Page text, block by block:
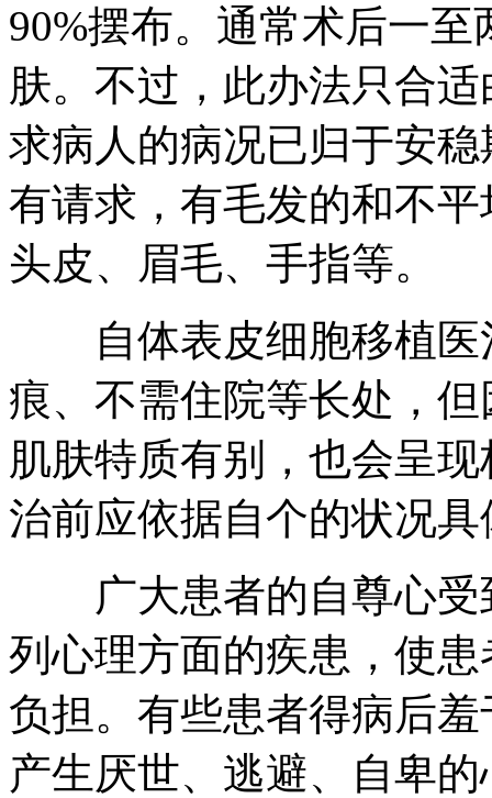
90%摆布。通常术后一
肤。不过，此办法只合
求病人的病况已归于安
有请求，有毛发的和不
头皮、眉毛、手指等。
自体表皮细胞移植医
痕、不需住院等长处，
肌肤特质有别，也会呈
治前应依据自个的状况
广大患者的自尊心受
列心理方面的疾患，使
负担。有些患者得病后
产生厌世、逃避、自卑